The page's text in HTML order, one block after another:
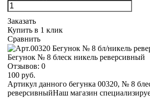
Заказать
Купить в 1 клик
Сравнить
Бегунок № 8 блеск никель реверсивный
Отзывов: 0
100 руб.
Артикул данного бегунка 00320, № 8
реверсивныйНаш магазин